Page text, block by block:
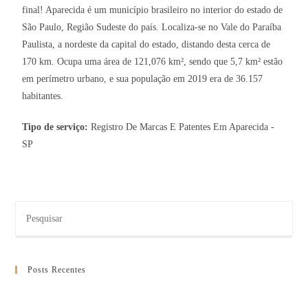
final! Aparecida é um município brasileiro no interior do estado de
São Paulo, Região Sudeste do país. Localiza-se no Vale do Paraíba
Paulista, a nordeste da capital do estado, distando desta cerca de
170 km. Ocupa uma área de 121,076 km², sendo que 5,7 km² estão
em perímetro urbano, e sua população em 2019 era de 36.157
habitantes.
Tipo de serviço:Registro De Marcas E Patentes Em Aparecida -
SP
Posts Recentes